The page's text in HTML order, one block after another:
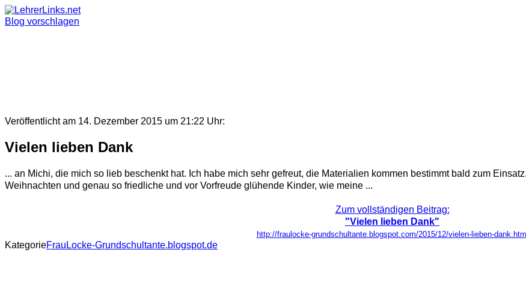
Skip
to
Blog vorschlagen
Veröffentlicht am 14. Dezember 2015 um 21:22 Uhr:
Vielen lieben Dank
... an Michi, die mich so lieb beschenkt hat. Ich habe mich sehr gefreut, die Materialien kommen bestimmt bald zum
Weihnachten und genau so friedliche und vor Vorfreude glühende Kinder, wie meine ...
Zum vollständigen Beitrag:
"Vielen lieben Dank"
http://fraulocke-grundschultante.blogspot.com/2015/12/vielen-lieben-dank.html
KategorieFrauLocke-Grundschultante.blogspot.de